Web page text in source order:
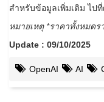
สำหรับข้อมูลเพิ่มเติม ไป
หมายเหตุ *ราคาทั้งหมดร
Update : 09/10/2025
OpenAI AI